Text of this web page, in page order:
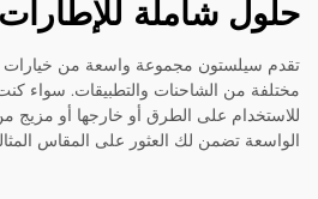
حلول شاملة للإطارات
تقدم سيلستون مجموعة واسعة من خيارات
مختلفة من الشاحنات والتطبيقات. سواء
للاستخدام على الطرق أو خارجها أو مزيج
الواسعة تضمن لك العثور على المقاس